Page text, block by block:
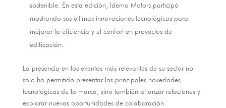
sostenible. En esta edición, Idemo Motors participó
mostrando sus últimas innovaciones tecnológicas para
mejorar la eficiencia y el confort en proyectos de
edificación.
La presencia en los eventos más relevantes de su sector no
solo ha permitido presentar las principales novedades
tecnológicas de la marca sino también afianzar relaciones y
explorar nuevas oportunidades de colaboración.